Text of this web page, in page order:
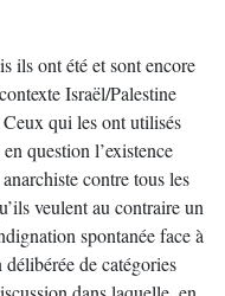
ils ont été et sont encore
Israël/Palestine
qui les ont utilisés
question l’existence
contre tous les
veulent au contraire un
spontanée face à
de catégories